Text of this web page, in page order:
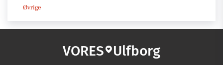
Øvrige
VORES Ulfborg